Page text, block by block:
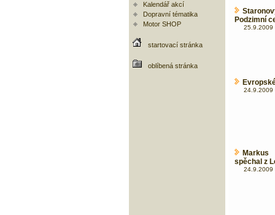
Kalendář akcí
Dopravní tématika
Motor SHOP
startovací stránka
oblíbená stránka
Podzimní
25.9.2009
24.9.2009
Markus
spěchal z
24.9.2009